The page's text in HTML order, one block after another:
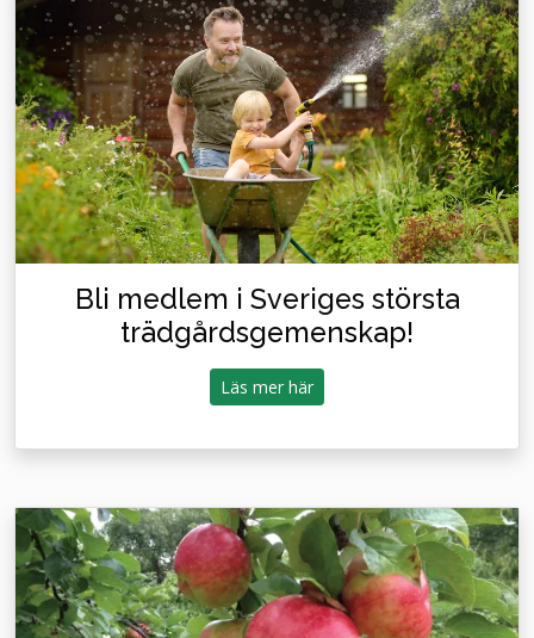
Bli medlem i Sveriges största
trädgårdsgemenskap!
Läs mer här